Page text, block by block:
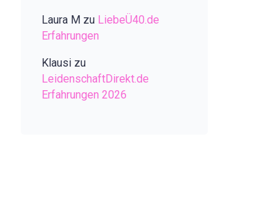
Laura M zu LiebeÜ40.de
Erfahrungen
Klausi zu
LeidenschaftDirekt.de
Erfahrungen 2026